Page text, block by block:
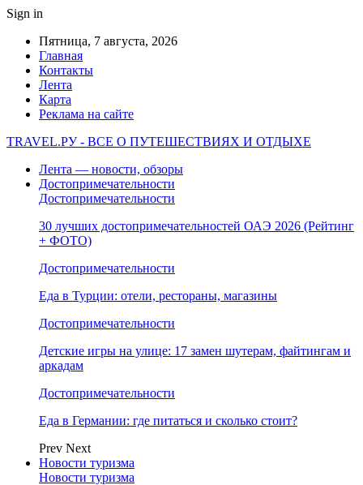
Sign in
Пятница, 7 августа, 2026
Главная
Контакты
Лента
Карта
Реклама на сайте
TRAVEL.РУ - ВСЕ О ПУТЕШЕСТВИЯХ И ОТДЫХЕ
Лента — новости, обзоры
Достопримечательности
Достопримечательности
30 лучших достопримечательностей ОАЭ 2026 (Рейтинг
+ ФОТО)
Достопримечательности
Еда в Турции: отели, рестораны, магазины
Достопримечательности
Детские игры на улице: 17 замен шутерам, файтингам и
аркадам
Достопримечательности
Еда в Германии: где питаться и сколько стоит?
Prev Next
Новости туризма
Новости туризма